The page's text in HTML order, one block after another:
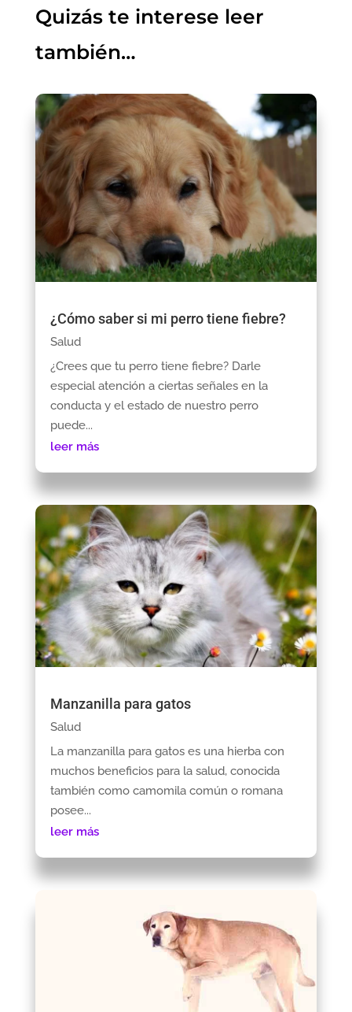
Quizás te interese leer
también…
¿Cómo saber si mi perro tiene fiebre?
Salud
¿Crees que tu perro tiene fiebre? Darle
especial atención a ciertas señales en la
conducta y el estado de nuestro perro
puede...
leer más
Manzanilla para gatos
Salud
La manzanilla para gatos es una hierba con
muchos beneficios para la salud, conocida
también como camomila común o romana
posee...
leer más